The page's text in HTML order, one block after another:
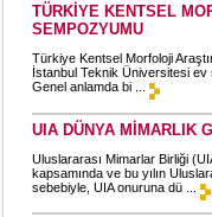
TÜRKİYE KENTSEL
SEMPOZYUMU
Türkiye Kentsel Morfoloji
İstanbul Teknik Üniversitesi ev
Genel anlamda bi ...
UIA DÜNYA MİMARLIK
Uluslararası Mimarlar Birliği
kapsamında ve bu yılın
sebebiyle, UIA onuruna dü ...